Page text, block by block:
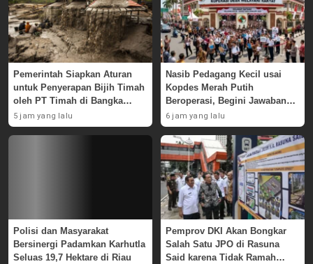
Pemerintah Siapkan Aturan
untuk Penyerapan Bijih Timah
oleh PT Timah di Bangka
Belitung
5 jam yang lalu
Nasib Pedagang Kecil usai
Kopdes Merah Putih
Beroperasi, Begini Jawaban
Pemerintah
6 jam yang lalu
Polisi dan Masyarakat
Bersinergi Padamkan Karhutla
Seluas 19,7 Hektare di Riau
Pemprov DKI Akan Bongkar
Salah Satu JPO di Rasuna
Said karena Tidak Ramah